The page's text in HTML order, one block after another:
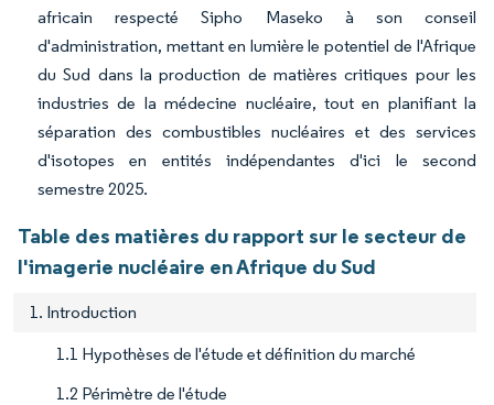
africain respecté Sipho Maseko à son conseil
d'administration, mettant en lumière le potentiel de l'Afrique
du Sud dans la production de matières critiques pour les
industries de la médecine nucléaire, tout en planifiant la
séparation des combustibles nucléaires et des services
d'isotopes en entités indépendantes d'ici le second
semestre 2025.
Table des matières du rapport sur le secteur de
l'imagerie nucléaire en Afrique du Sud
1. Introduction
1.1 Hypothèses de l'étude et définition du marché
1.2 Périmètre de l'étude